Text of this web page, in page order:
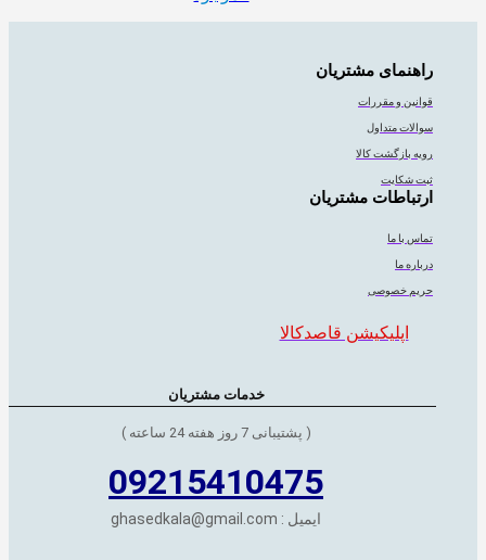
راهنمای مشتریان
قوانین و مقررات
سوالات متداول
رویه بازگشت کالا
ثبت شکایت
ارتباطات مشتریان
تماس با ما
درباره ما
حریم خصوصی
اپلیکیشن قاصدکالا
خدمات مشتریان
( پشتیبانی 7 روز هفته 24 ساعته )
09215410475
ایمیل : ghasedkala@gmail.com